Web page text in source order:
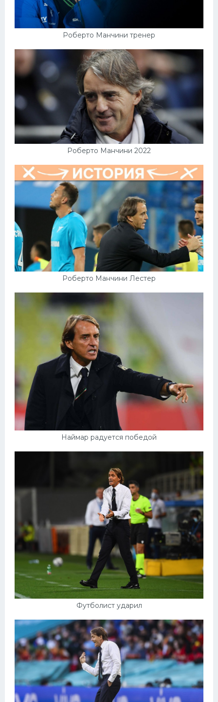
Роберто Манчини тренер
Роберто Манчини 2022
Роберто Манчини Лестер
Наймар радуется победой
Футболист ударил